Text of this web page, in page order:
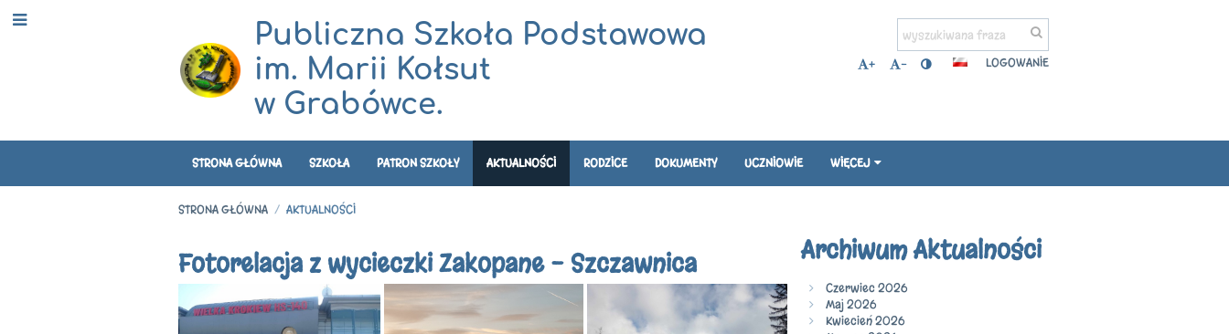
Publiczna Szkoła Podstawowa
im. Marii Kołsut
w Grabówce.
+ - LOGOWANIE
STRONA GŁÓWNA SZKOŁA PATRON SZKOŁY AKTUALNOŚCI RODZICE DOKUMENTY UCZNIOWIE WIĘCEJ
STRONA GŁÓWNA / AKTUALNOŚCI
Aktualności
Fotorelacja z wycieczki Zakopane - Szczawnica Archiwum Aktualności
Czerwiec 2026
Maj 2026
Kwiecień 2026